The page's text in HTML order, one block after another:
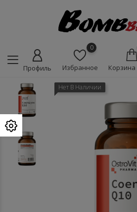
Профиль
0
Избранное Корзина
Нет В Наличии